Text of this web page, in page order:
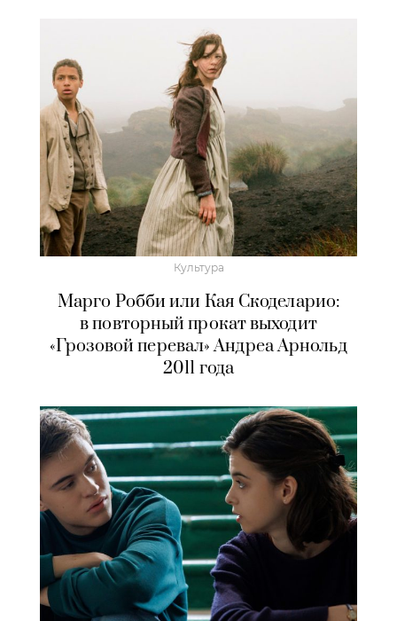
Культура
Марго Робби или Кая Скоделарио:
в повторный прокат выходит
«Грозовой перевал» Андреа Арнольд
2011 года